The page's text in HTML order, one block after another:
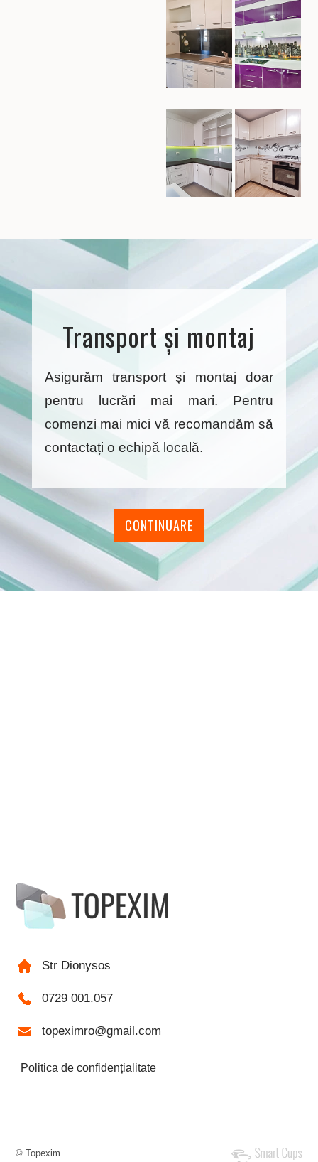
Transport și montaj
Asigurăm transport și montaj doar
pentru lucrări mai mari. Pentru
comenzi mai mici vă recomandăm să
contactați o echipă locală.
CONTINUARE
Str Dionysos
0729 001.057
topeximro@gmail.com
Politica de confidențialitate
© Topexim